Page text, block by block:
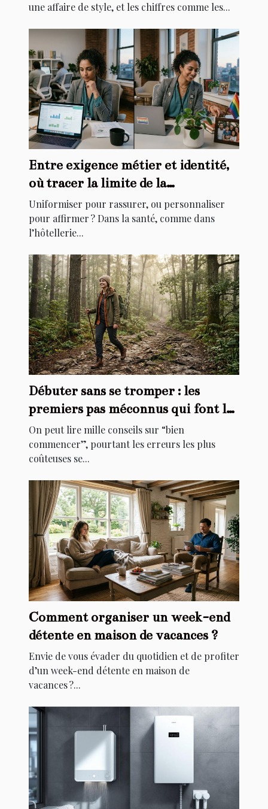
une affaire de style, et les chiffres comme les...
Entre exigence métier et identité,
où tracer la limite de la
personnalisation ?
Uniformiser pour rassurer, ou personnaliser
pour affirmer ? Dans la santé, comme dans
l’hôtellerie...
Débuter sans se tromper : les
premiers pas méconnus qui font la
différence
On peut lire mille conseils sur “bien
commencer”, pourtant les erreurs les plus
coûteuses se...
Comment organiser un week-end
détente en maison de vacances ?
Envie de vous évader du quotidien et de profiter
d’un week-end détente en maison de
vacances ?...